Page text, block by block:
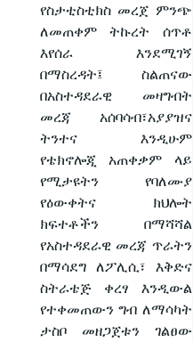
የስታቲስቲክስ መረጀ ምንጭ
ለመጠቀም ትኩረት ሰጥቶ
እየሰራ እንደሚገኝ
በማስረዳት፤ ስልጠናው
በአስተዳደራዊ መዛግብት
መረጃ አሰባሳብ፣አያያዝና
ትንተና እንዲሁም
የቴክኖሎጂ አጠቀቃም ላይ
የሚታዩትን የባለሙያ
የዕውቀትና ክህሎት
ክፍተቶችን በማሻሻል
የአስተዳደራዊ መረጃ ጥራትን
በማሳደግ ለፖሊሲ፣ እቅድና
ስትራቴጅ ቀረፃ እንዲውል
የተቀመጠውን ግብ ለማሳካት
ታስቦ መዘጋጀቱን ገልፀው